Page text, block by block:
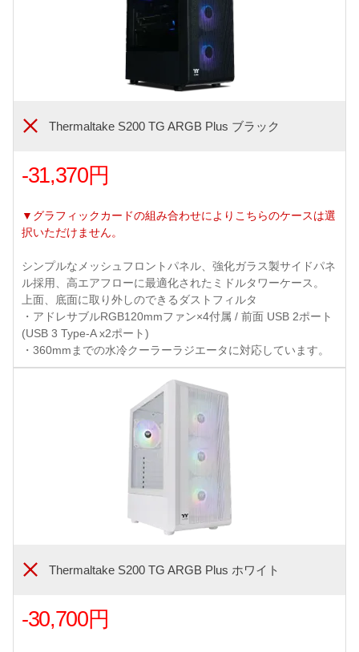
Thermaltake S200 TG ARGB Plus ブラック
-31,370円
▼グラフィックカードの組み合わせによりこちらのケースは選
択いただけません。
シンプルなメッシュフロントパネル、強化ガラス製サイドパネ
ル採用、高エアフローに最適化されたミドルタワーケース。
上面、底面に取り外しのできるダストフィルタ
・アドレサブルRGB120mmファン×4付属 / 前面 USB 2ポート
(USB 3 Type-A x2ポート)
・360mmまでの水冷クーラーラジエータに対応しています。
Thermaltake S200 TG ARGB Plus ホワイト
-30,700円